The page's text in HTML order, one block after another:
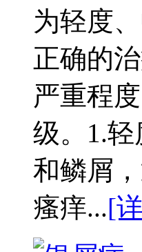
为轻度
正确的
严重程
级。1.
和鳞屑
瘙痒...[